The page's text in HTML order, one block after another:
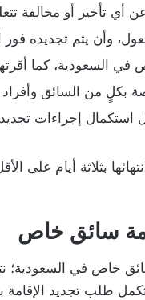
أي تأخير أو مخالفة
وأن يتم تجديده فور
السعودية، كما أقرتها
بكلٍ من السائق وأفراد
إجراءات تجديد
بثلاثة أيام على
سائق خاص
خاص في السعودية؛
طلب تجديد الإقامة